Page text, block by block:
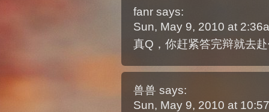
fanr says:
Sun, May 9, 2010 at
真Q，你赶紧答完辩就去
兽兽 says:
Sun, May 9, 2010 at